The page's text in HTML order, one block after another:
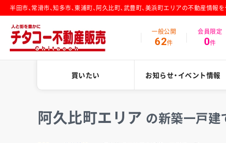
半田市、常滑市、知多市、東浦町、阿久比町、武豊町、美浜町エリアの不動産情報
一般公開
62件
会員限定
0件
買いたい お知らせ・イベント情報
阿久比町エリア の新築一戸建